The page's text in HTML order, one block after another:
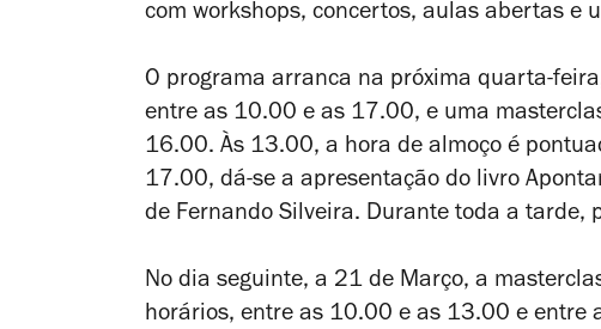
com workshops, concertos, aulas abertas e
O programa arranca na próxima quarta-
entre as 10.00 e as 17.00, e uma
16.00. Às 13.00, a hora de almoço é
17.00, dá-se a apresentação do livro
de Fernando Silveira. Durante toda a tarde,
No dia seguinte, a 21 de Março, a
horários, entre as 10.00 e as 13.00 e